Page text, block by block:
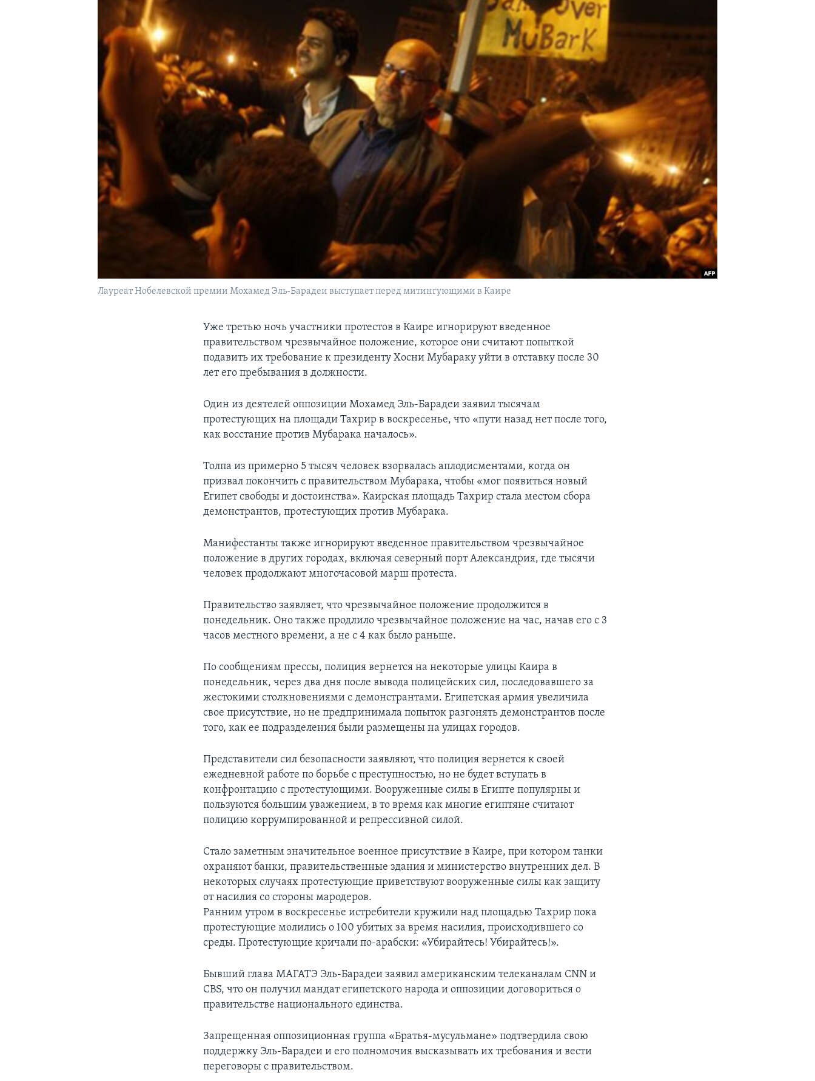
Лауреат Нобелевской премии Мохамед Эль-Барадеи выступает перед митингующими в Каире
Уже третью ночь участники протестов в Каире игнорируют введенное
правительством чрезвычайное положение, которое они считают попыткой
подавить их требование к президенту Хосни Мубараку уйти в отставку после 30
лет его пребывания в должности.
Один из деятелей оппозиции Мохамед Эль-Барадеи заявил тысячам
протестующих на площади Тахрир в воскресенье, что «пути назад нет после того,
как восстание против Мубарака началось».
Толпа из примерно 5 тысяч человек взорвалась аплодисментами, когда он
призвал покончить с правительством Мубарака, чтобы «мог появиться новый
Египет свободы и достоинства». Каирская площадь Тахрир стала местом сбора
демонстрантов, протестующих против Мубарака.
Манифестанты также игнорируют введенное правительством чрезвычайное
положение в других городах, включая северный порт Александрия, где тысячи
человек продолжают многочасовой марш протеста.
Правительство заявляет, что чрезвычайное положение продолжится в
понедельник. Оно также продлило чрезвычайное положение на час, начав его с 3
часов местного времени, а не с 4 как было раньше.
По сообщениям прессы, полиция вернется на некоторые улицы Каира в
понедельник, через два дня после вывода полицейских сил, последовавшего за
жестокими столкновениями с демонстрантами. Египетская армия увеличила
свое присутствие, но не предпринимала попыток разгонять демонстрантов после
того, как ее подразделения были размещены на улицах городов.
Представители сил безопасности заявляют, что полиция вернется к своей
ежедневной работе по борьбе с преступностью, но не будет вступать в
конфронтацию с протестующими. Вооруженные силы в Египте популярны и
пользуются большим уважением, в то время как многие египтяне считают
полицию коррумпированной и репрессивной силой.
Стало заметным значительное военное присутствие в Каире, при котором танки
охраняют банки, правительственные здания и министерство внутренних дел. В
некоторых случаях протестующие приветствуют вооруженные силы как защиту
от насилия со стороны мародеров.
Ранним утром в воскресенье истребители кружили над площадью Тахрир пока
протестующие молились о 100 убитых за время насилия, происходившего со
среды. Протестующие кричали по-арабски: «Убирайтесь! Убирайтесь!».
Бывший глава МАГАТЭ Эль-Барадеи заявил американским телеканалам CNN и
CBS, что он получил мандат египетского народа и оппозиции договориться о
правительстве национального единства.
Запрещенная оппозиционная группа «Братья-мусульмане» подтвердила свою
поддержку Эль-Барадеи и его полномочия высказывать их требования и вести
переговоры с правительством.